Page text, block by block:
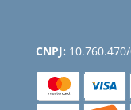
CNPJ: